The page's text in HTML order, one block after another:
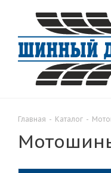
Главная - Каталог -